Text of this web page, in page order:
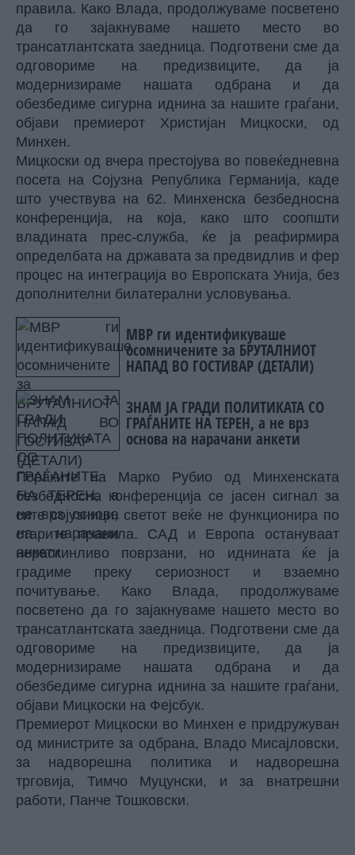
правила. Како Влада, продолжуваме посветено
да го зајакнуваме нашето место во
трансатлантската заедница. Подготвени сме да
одговориме на предизвиците, да ја
модернизираме нашата одбрана и да
обезбедиме сигурна иднина за нашите граѓани,
објави премиерот Христијан Мицкоски, од
Минхен.
Мицкоски од вчера престојува во повеќедневна
посета на Сојузна Република Германија, каде
што учествува на 62. Минхенска безбедносна
конференција, на која, како што соопшти
владината прес-служба, ќе ја реафирмира
определбата на државата за предвидлив и фер
процес на интеграција во Европската Унија, без
дополнителни билатерални условувања.
МВР ги идентификуваше
осомничените за БРУТАЛНИОТ
НАПАД ВО ГОСТИВАР (ДЕТАЛИ)
ЗНАМ ЈА ГРАДИ ПОЛИТИКАТА СО
ГРАЃАНИТЕ НА ТЕРЕН, а не врз
основа на нарачани анкети
Пораките на Марко Рубио од Минхенската
безбедносна конференција се јасен сигнал за
сите сојузници, светот веќе не функционира по
старите правила. САД и Европа остануваат
нераскинливо поврзани, но иднината ќе ја
градиме преку сериозност и взаемно
почитување. ​Како Влада, продолжуваме
посветено да го зајакнуваме нашето место во
трансатлантската заедница. Подготвени сме да
одговориме на предизвиците, да ја
модернизираме нашата одбрана и да
обезбедиме сигурна иднина за нашите граѓани,
објави Мицкоски на Фејсбук.
Премиерот Мицкоски во Минхен е придружуван
од министрите за одбрана, Владо Мисајловски,
за надворешна политика и надворешна
трговија, Тимчо Муцунски, и за внатрешни
работи, Панче Тошковски.